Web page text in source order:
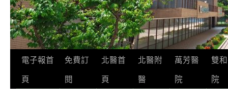
跳
至
電子報首
頁
免費訂
閱
北醫首
頁
北醫附
醫
萬芳醫
院
雙
院